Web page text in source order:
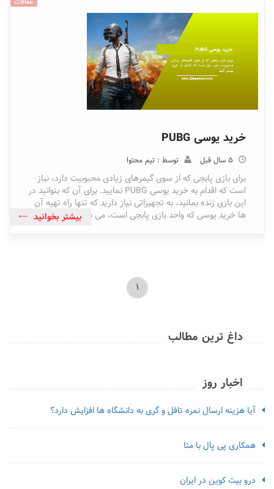
خرید یوسی PUBG
5 سال قبل توسط : تیم محتوا
برای بازی پابجی که از سوی گیمرهای زیادی محبوبیت دارد، نیاز
است که اقدام به خرید یوسی PUBG نمایید. برای آن که بتوانید در
این بازی زنده بمانید، به تجهیزاتی نیاز دارید که تنها راه تهیه آن
ها خرید یوسی که واحد بازی پابجی است، می باشد.بیشتر بخوانید
1
داغ ترین مطالب
اخبار روز
آیا هزینه ارسال نمره تافل و گری به دانشگاه ها افزایش دارد؟
همکاری پی پال با متا
درو بیت کوین در ایران